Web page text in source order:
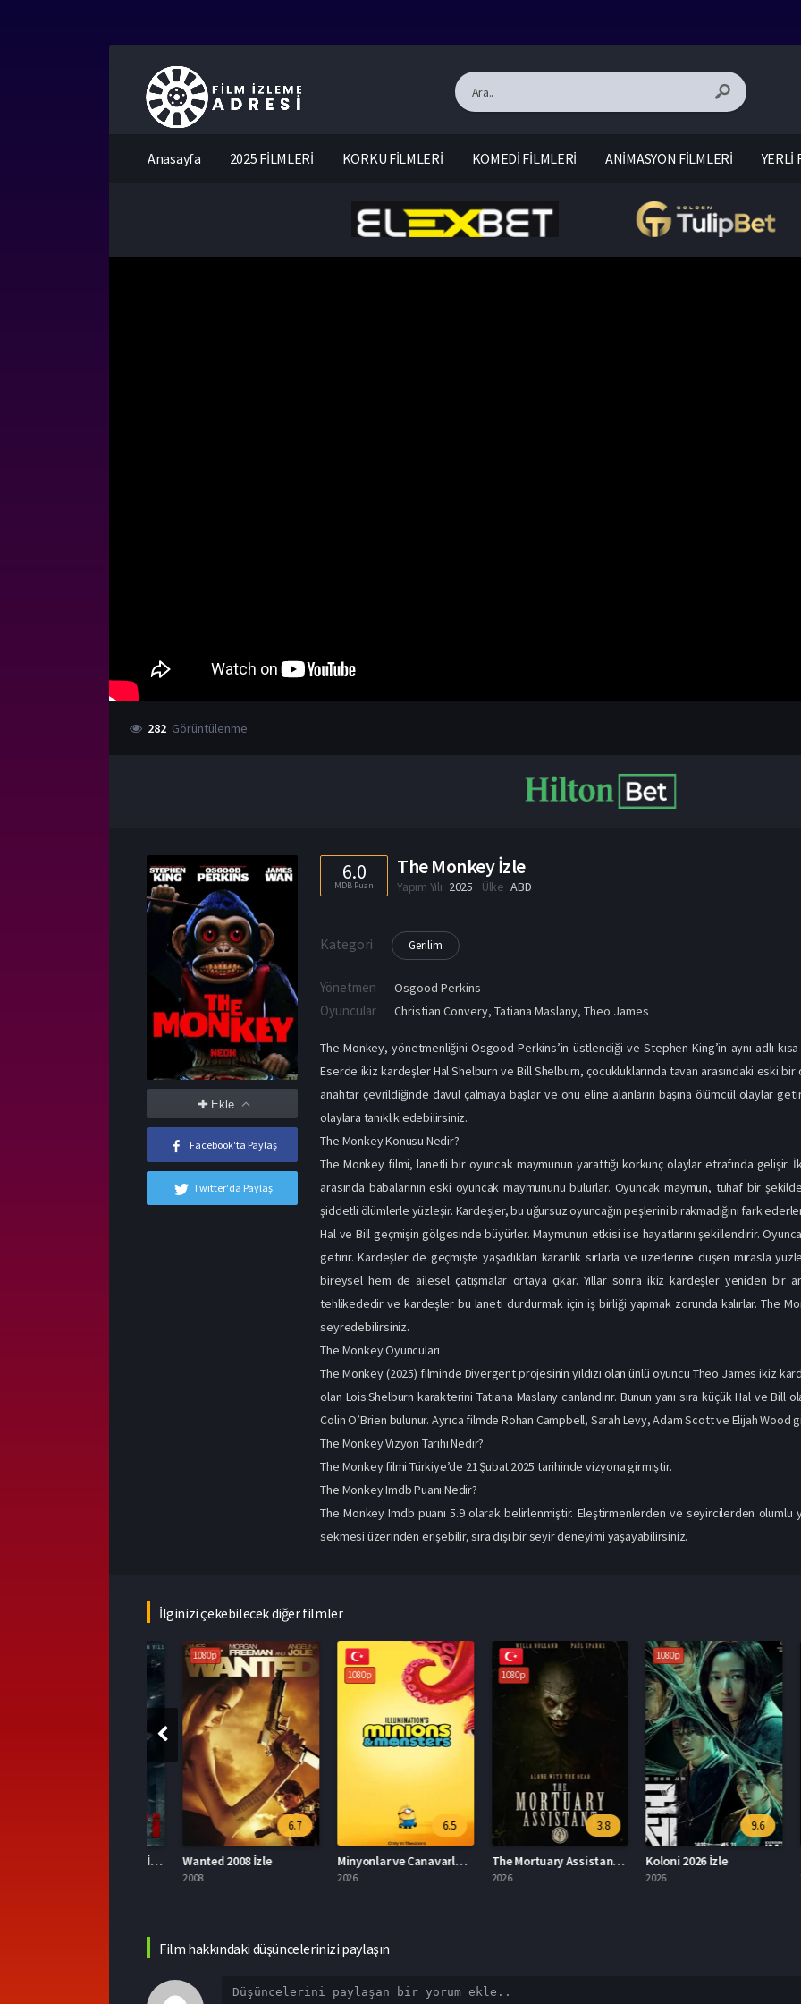
Anasayfa 2025 FİLMLERİ KORKU FİLMLERİ KOMEDİ FİLMLERİ ANİMASYON FİLMLERİ YERLİ
282 Görüntülenme
Ekle
Facebook'ta Paylaş
Twitter'da Paylaş
6.0
IMDB Puanı
The Monkey İzle
Yapım Yılı 2025 Ülke ABD
Kategori Gerilim
Yönetmen Osgood Perkins
Oyuncular Christian Convery,Tatiana Maslany,Theo James
The Monkey, yönetmenliğini Osgood Perkins’in üstlendiği ve Stephen King’in aynı adlı
Eserde ikiz kardeşler Hal Shelburn ve Bill Shelburn, çocukluklarında tavan arasındaki eski
anahtar çevrildiğinde davul çalmaya başlar ve onu eline alanların başına ölümcül olaylar
olaylara tanıklık edebilirsiniz.
The Monkey Konusu Nedir?
The Monkey filmi, lanetli bir oyuncak maymunun yarattığı korkunç olaylar etrafında
arasında babalarının eski oyuncak maymununu bulurlar. Oyuncak maymun, tuhaf bir
şiddetli ölümlerle yüzleşir. Kardeşler, bu uğursuz oyuncağın peşlerini bırakmadığını fark
Hal ve Bill geçmişin gölgesinde büyürler. Maymunun etkisi ise hayatlarını şekillendirir.
getirir. Kardeşler de geçmişte yaşadıkları karanlık sırlarla ve üzerlerine düşen mirasla
bireysel hem de ailesel çatışmalar ortaya çıkar. Yıllar sonra ikiz kardeşler yeniden bir
tehlikededir ve kardeşler bu laneti durdurmak için iş birliği yapmak zorunda kalırlar. The
seyredebilirsiniz.
The Monkey Oyuncuları
The Monkey (2025) filminde Divergent projesinin yıldızı olan ünlü oyuncu Theo James ikiz
olan Lois Shelburn karakterini Tatiana Maslany canlandırır. Bunun yanı sıra küçük Hal ve
Colin O’Brien bulunur. Ayrıca filmde Rohan Campbell, Sarah Levy, Adam Scott ve Elijah
The Monkey Vizyon Tarihi Nedir?
The Monkey filmi Türkiye’de 21 Şubat 2025 tarihinde vizyona girmiştir.
The Monkey Imdb Puanı Nedir?
The Monkey Imdb puanı 5.9 olarak belirlenmiştir. Eleştirmenlerden ve seyircilerden olumlu
sekmesi üzerinden erişebilir, sıra dışı bir seyir deneyimi yaşayabilirsiniz.
İlginizi çekebilecek diğer filmler
6.7
Wanted 2008 İzle
1080p
6.5
Minyonlar ve Canavarlar Full HD İzle
1080p
3.8
The Mortuary Assistant Türkçe Dublaj İzle
9.6
Koloni 2026 İzle
1080p
Film hakkındaki düşüncelerinizi paylaşın